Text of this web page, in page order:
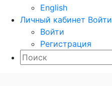
English
Личный кабинет Войти
Войти
Регистрация